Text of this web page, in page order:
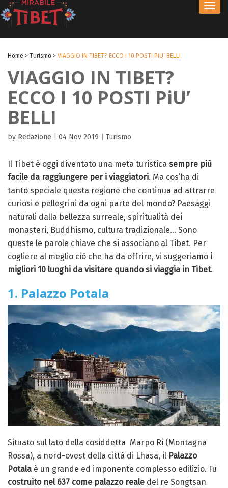
Home > Turismo > VIAGGIO IN TIBET? ECCO I 10 POSTI PiU’ BELLI
VIAGGIO IN TIBET?
ECCO I 10 POSTI PiU’
BELLI
by Redazione 04 Nov 2019 Turismo
Il Tibet è oggi diventato una meta turistica sempre più
facile da raggiungere per i viaggiatori. Ma cos’ha di
tanto speciale questa regione che continua ad attrarre
curiosi e pellegrini da ogni parte del mondo? Paesaggi
naturali dalla bellezza surreale, spiritualità dei
monasteri, Buddhismo, cultura tradizionale… Sono
queste le parole chiave che si associano al Tibet. Per
cogliere al meglio ciò che ha da offrire, vi suggeriamo i
migliori 10 luoghi da visitare quando si viaggia in Tibet.
1. Palazzo Potala
Situato sul lato della cosiddetta Marpo Ri (Montagna
Rossa), a nord-ovest della città di Lhasa, il Palazzo
Potala è un grande ed imponente complesso edilizio. Fu
costruito nel 637 come palazzo reale del re Songtsan